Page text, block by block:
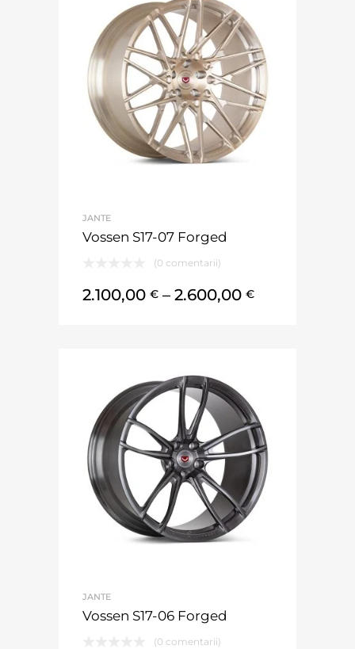
JANTE
Vossen S17-07 Forged
(0 comentarii)
2.100,00 € – 2.600,00 €
JANTE
Vossen S17-06 Forged
(0 comentarii)